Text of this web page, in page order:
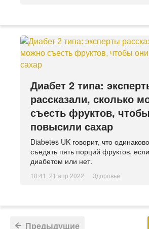
Диабет 2 типа:
рассказали, сколько
съесть фруктов,
повысили сахар
Diabetes UK говорит, что
съедать пять порций фруктов,
диабетом или нет.
10:41, 21 апр 2022 Здоровье
Предыдущие